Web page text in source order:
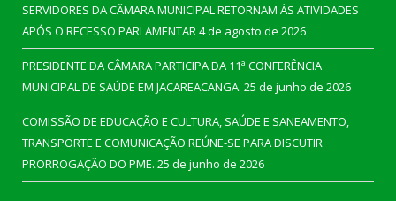
SERVIDORES DA CÂMARA MUNICIPAL RETORNAM ÀS ATIVIDADES
APÓS O RECESSO PARLAMENTAR4 de agosto de 2026
PRESIDENTE DA CÂMARA PARTICIPA DA 11ª CONFERÊNCIA
MUNICIPAL DE SAÚDE EM JACAREACANGA. 25 de junho de 2026
COMISSÃO DE EDUCAÇÃO E CULTURA, SAÚDE E SANEAMENTO,
TRANSPORTE E COMUNICAÇÃO REÚNE-SE PARA DISCUTIR
PRORROGAÇÃO DO PME. 25 de junho de 2026